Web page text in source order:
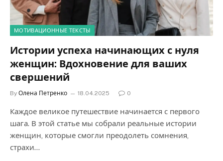
МОТИВАЦИОННЫЕ ТЕКСТЫ
Истории успеха начинающих с нуля
женщин: Вдохновение для ваших
свершений
By Олена Петренко 18.04.2025 0
Каждое великое путешествие начинается с первого
шага. В этой статье мы собрали реальные истории
женщин, которые смогли преодолеть сомнения,
страхи…